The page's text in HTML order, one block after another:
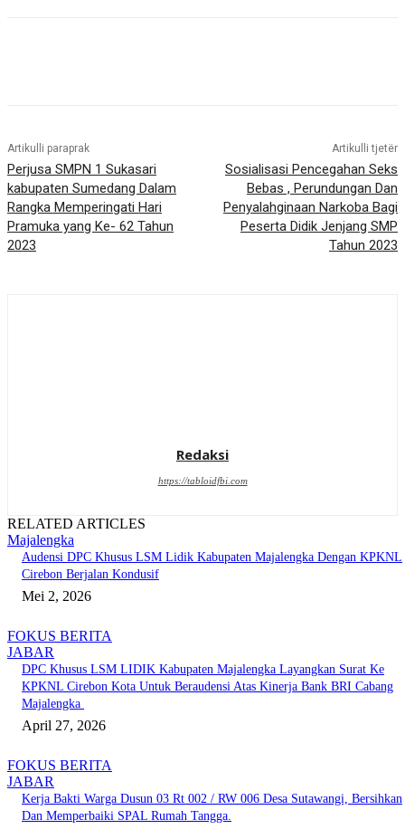
Artikulli paraprak
Perjusa SMPN 1 Sukasari
kabupaten Sumedang Dalam
Rangka Memperingati Hari
Pramuka yang Ke- 62 Tahun
2023
Artikulli tjetër
Sosialisasi Pencegahan Seks
Bebas , Perundungan Dan
Penyalahginaan Narkoba Bagi
Peserta Didik Jenjang SMP
Tahun 2023
Redaksi
https://tabloidfbi.com
RELATED ARTICLES
Majalengka
Audensi DPC Khusus LSM Lidik Kabupaten Majalengka Dengan KPKNL
Cirebon Berjalan Kondusif
Mei 2, 2026
FOKUS BERITA
JABAR
DPC Khusus LSM LIDIK Kabupaten Majalengka Layangkan Surat Ke
KPKNL Cirebon Kota Untuk Beraudensi Atas Kinerja Bank BRI Cabang
Majalengka
April 27, 2026
FOKUS BERITA
JABAR
Kerja Bakti Warga Dusun 03 Rt 002 / RW 006 Desa Sutawangi, Bersihkan
Dan Memperbaiki SPAL Rumah Tangga.